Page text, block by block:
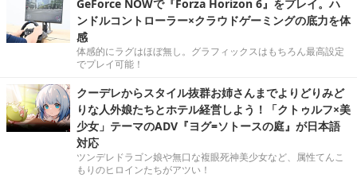
GeForce NOWで『Forza Horizon 6』をプレイ。ハ
ンドルコントローラー×クラウドゲーミングの底力を体
感
体感的にラグはほぼ無し。グラフィックスはもちろん最高設定
でプレイ可能！
クーデレからスタイル抜群お姉さんまでよりどりみど
りな人外娘たちとホテル経営しよう！「クトゥルフ×美
少女」テーマのADV『ヨグ=ソトースの庭』が日本語
対応
ツンデレドラゴン娘や無口な複眼死神美少女など、属性てんこ
もりのヒロインたちがアツい！